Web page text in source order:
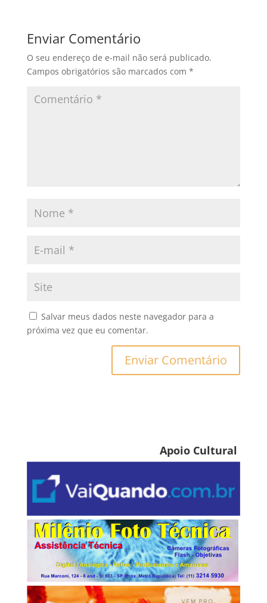
Enviar Comentário
O seu endereço de e-mail não será publicado.
Campos obrigatórios são marcados com *
Salvar meus dados neste navegador para a
próxima vez que eu comentar.
Apoio Cultural